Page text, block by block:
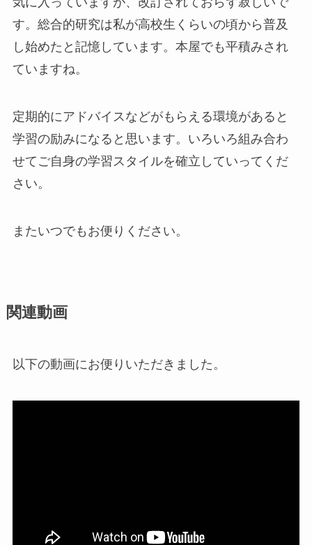
す。総合的研究は私が高校生くらいの頃から普及
し始めたと記憶しています。本屋でも平積みされ
ていますね。
定期的にアドバイスなどがもらえる環境があると
学習の励みになると思います。いろいろ組み合わ
せてご自身の学習スタイルを確立していってくだ
さい。
またいつでもお便りください。
関連動画
以下の動画にお便りいただきました。